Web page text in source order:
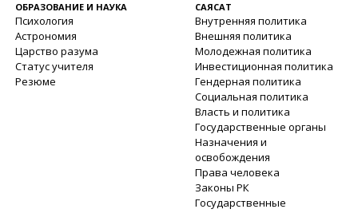
ОБРАЗОВАНИЕ И НАУКА
Психология
Астрономия
Царство разума
Статус учителя
Резюме
САЯСАТ
Внутренняя политика
Внешняя политика
Молодежная политика
Инвестиционная политика
Гендерная политика
Социальная политика
Власть и политика
Государственные органы
Назначения и
освобождения
Права человека
Законы РК
Государственные